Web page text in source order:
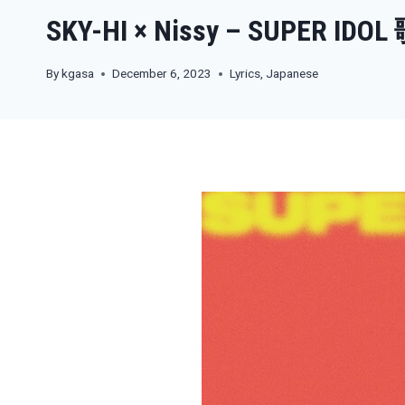
SKY-HI × Nissy – SUPER IDOL
Bykgasa December 6, 2023 Lyrics, Japanese